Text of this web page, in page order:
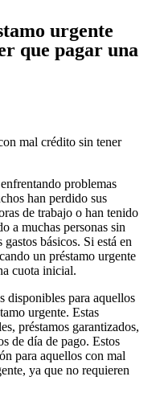
urgente
que pagar una
mal crédito sin tener
problemas
han perdido sus
de trabajo o han tenido
a muchas personas sin
básicos. Si está en
un préstamo urgente
cuota inicial.
disponibles para aquellos
urgente. Estas
préstamos garantizados,
de día de pago. Estos
para aquellos con mal
ya que no requieren